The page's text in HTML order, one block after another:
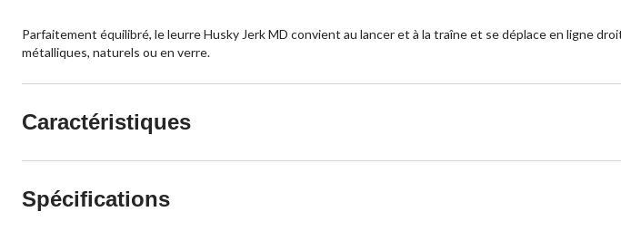
Parfaitement équilibré, le leurre Husky Jerk MD convient au lancer et à la traîne et se déplace en ligne
métalliques, naturels ou en verre.
Caractéristiques
Spécifications